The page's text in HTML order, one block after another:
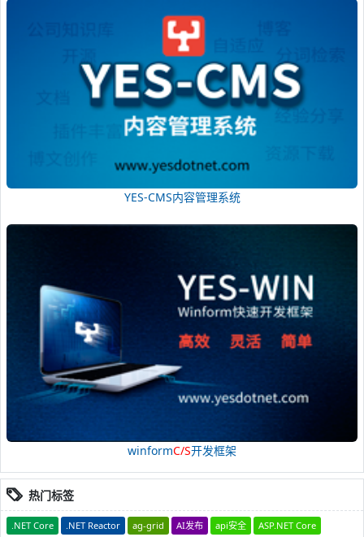
YES-CMS内容管理系统
winformC/S开发框架
热门标签
.NET Core .NET Reactor ag-grid AI发布 api安全
ASP.NET Core